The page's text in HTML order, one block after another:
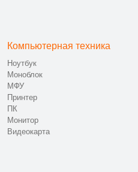
Компьютерная техника
Ноутбук
Моноблок
МФУ
Принтер
ПК
Монитор
Видеокарта